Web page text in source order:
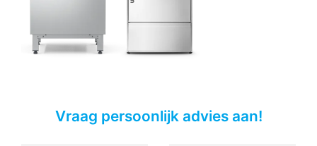
Vraag persoonlijk advies aan!